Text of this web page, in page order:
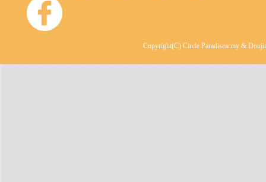
Copyright(C) Circle Paradisearmy &